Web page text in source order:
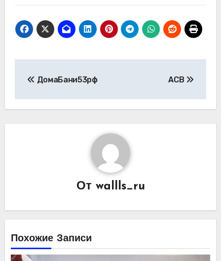
записям
ДомаБани53рф АСВ
От wallls_ru
Похожие Записи